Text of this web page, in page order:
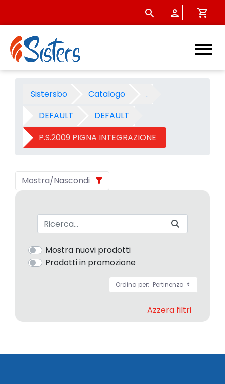
P.S.2009 PIGNA
Sistersbo Catalogo
.
DEFAULT
DEFAULT
P.S.2009 PIGNA INTEGRAZIONE
Mostra/Nascondi
Barra di ricerca
Mostra nuovi prodotti
Prodotti in promozione
Ordina per: Pertinenza
Azzera filtri